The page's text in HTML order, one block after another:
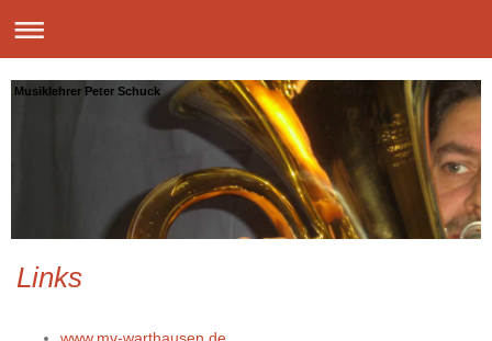
Musiklehrer Peter Schuck
Links